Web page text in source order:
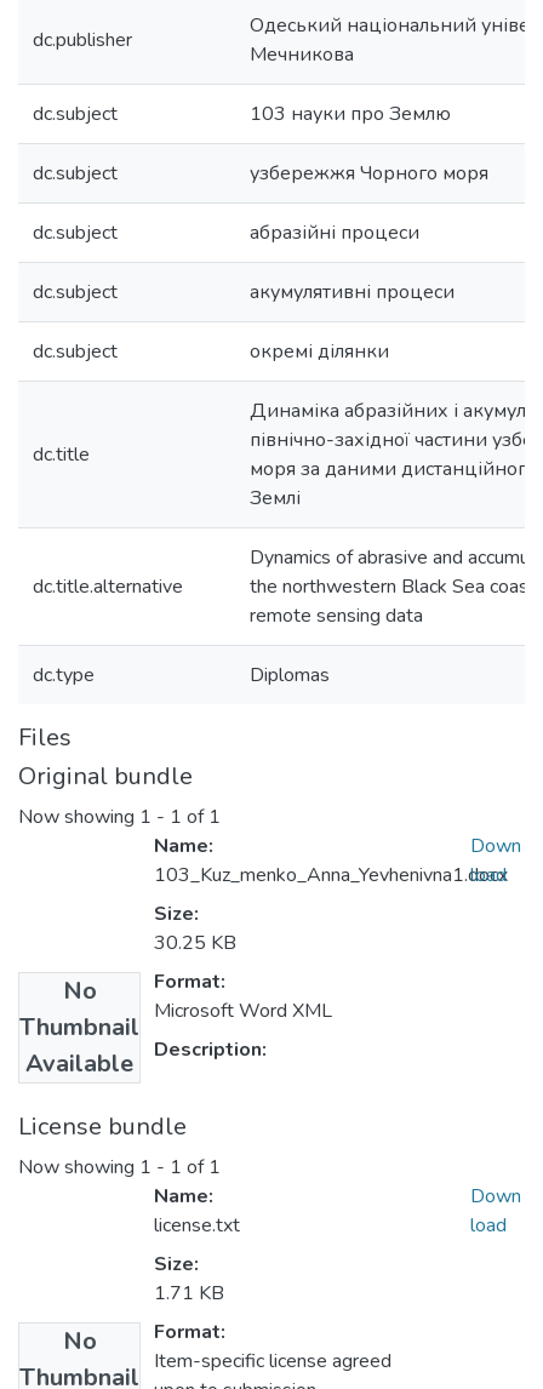
dc.publisher
Одеський національний
Мечникова
dc.subject 103 науки про Землю
dc.subject узбережжя Чорного моря
dc.subject абразійні процеси
dc.subject акумулятивні процеси
dc.subject окремі ділянки
dc.title
Динаміка абразійних і
північно-західної частини
моря за даними
Землі
dc.title.alternative
Dynamics of abrasive and
the northwestern Black Sea coast
remote sensing data
dc.type Diplomas
Files
Original bundle
Now showing 1 - 1 of 1
No
Thumbnail
Available
Name:
103_Kuz_menko_Anna_Yevhenivna1.docx
Size:
30.25 KB
Format:
Microsoft Word XML
Description:
Down
load
License bundle
Now showing 1 - 1 of 1
No
Thumbnail
Name:
license.txt
Size:
1.71 KB
Format:
Item-specific license agreed
Down
load